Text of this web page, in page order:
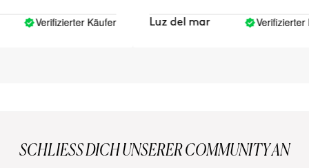
Verifizierter Käufer Luz del mar Verifizierter
SCHLIESS DICH UNSERER COMMUNITY AN